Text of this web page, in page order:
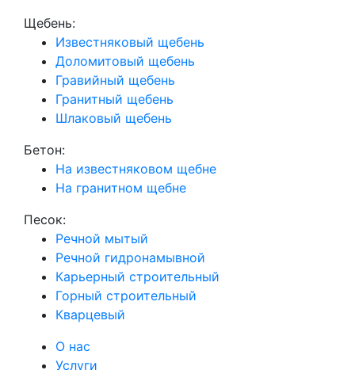
Щебень:
Известняковый щебень
Доломитовый щебень
Гравийный щебень
Гранитный щебень
Шлаковый щебень
Бетон:
На известняковом щебне
На гранитном щебне
Песок:
Речной мытый
Речной гидронамывной
Карьерный строительный
Горный строительный
Кварцевый
О нас
Услуги